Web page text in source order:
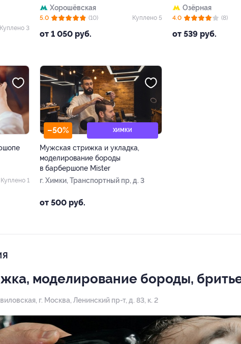
Куплено 3
Хорошёвская
от 1 050 руб.
5.0 (10) Куплено 5
Озёрная
от 539 руб.
4.0 (8)
Куплено 1
–50% ХИМКИ
Мужская стрижка и укладка,
моделирование бороды
в барбершопе Mister
г. Химки, Транспортный пр, д. 3
от 500 руб.
моделирование бороды,
г. Москва, Ленинский пр-т, д. 83, к. 2